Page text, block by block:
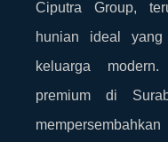
Ciputra Group,
hunian ideal
keluarga
premium di